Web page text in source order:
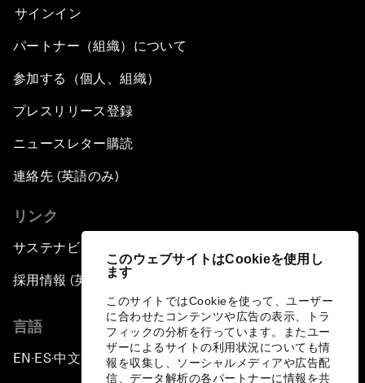
このウェブサイトはCookieを使用し
ます
このサイトではCookieを使って、ユーザー
に合わせたコンテンツや広告の表示、トラ
フィックの分析を行っています。またユー
ザーによるサイトの利用状況についても情
報を収集し、ソーシャルメディアや広告配
信、データ解析の各パートナーに情報を共
サインイン
パートナー（組織）について
参加する（個人、組織）
プレスリリース登録
ニュースレター購読
連絡先 (英語のみ)
リンク
サステナビリティへの取り組み
採用情報 (英語のみ)
言語
EN ▪ ES▪中文▪ 日本語